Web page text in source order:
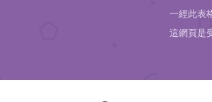
一經此表
這網頁是